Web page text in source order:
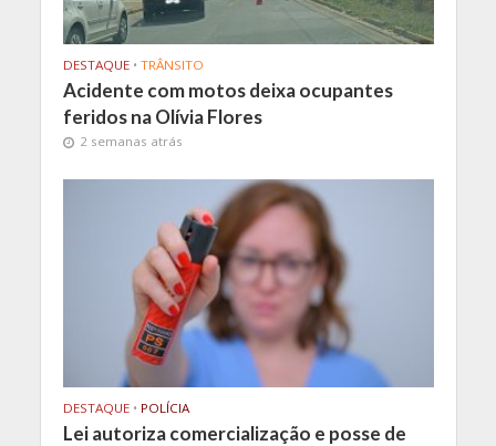
DESTAQUE • TRÂNSITO
Acidente com motos deixa ocupantes
feridos na Olívia Flores
2 semanas atrás
DESTAQUE • POLÍCIA
Lei autoriza comercialização e posse de